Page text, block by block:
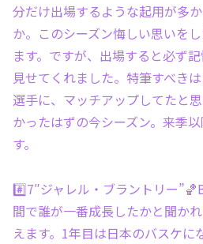
分だけ出場するような起用が多
か。このシーズン悔しい思いを
ます。ですが、出場すると必ず
見せてくれました。特筆すべき
選手に、マッチアップしてたと
かったはずの今シーズン。来季
す。
#️⃣7″ジャレル・ブラントリー
間で誰が一番成長したかと聞か
えます。1年目は日本のバスケに